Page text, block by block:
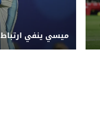
ميسي ينفي ارتباط